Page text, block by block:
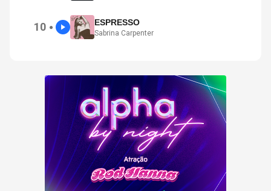
10 ● ESPRESSO
Sabrina Carpenter